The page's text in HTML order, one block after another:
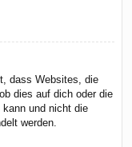
dass Websites, die
dies auf dich oder die
und nicht die
werden.